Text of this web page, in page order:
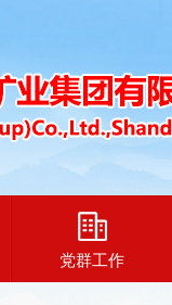
党群工作